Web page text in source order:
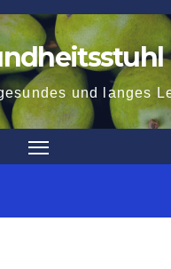
und langes